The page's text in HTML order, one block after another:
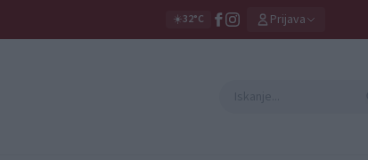
☀️32°C Prijava